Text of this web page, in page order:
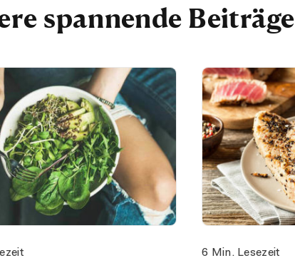
spannende Beiträge
6 Min. Lesezeit